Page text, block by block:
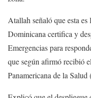
Atallah señaló que esta
Dominicana certifica y
Emergencias para
que según afirmó recibió
Panamericana de la Salud